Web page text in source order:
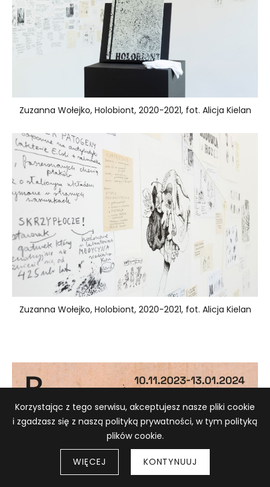
Zuzanna Wołejko, Holobiont, 2020-2021, fot. Alicja Kielan
Zuzanna Wołejko, Holobiont, 2020-2021, fot. Alicja Kielan
Informacja o plikach cookie
Korzystając z tego serwisu, akceptujesz nasze pliki cookie
i zgadzasz się z naszą polityką prywatności, w tym polityką
plików cookie.
WIĘCEJ KONTYNUUJ